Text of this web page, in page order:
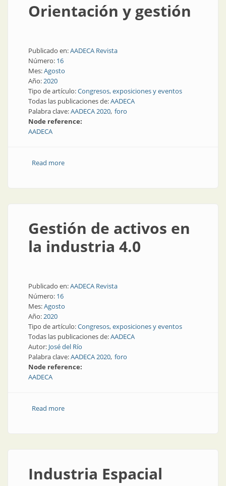
Orientación y gestión
Publicado en:AADECA Revista
Número: 16
Mes:Agosto
Año:2020
Tipo de artículo:Congresos, exposiciones y eventos
Todas las publicaciones de:AADECA
Palabra clave:AADECA 2020 foro
Node reference:
AADECA
Read moreabout Orientación y gestión
Gestión de activos en
la industria 4.0
Publicado en:AADECA Revista
Número: 16
Mes:Agosto
Año:2020
Tipo de artículo:Congresos, exposiciones y eventos
Todas las publicaciones de:AADECA
Autor: José del Río
Palabra clave:AADECA 2020 foro
Node reference:
AADECA
Read moreabout Gestión de activos en la industria 4.0
Industria Espacial